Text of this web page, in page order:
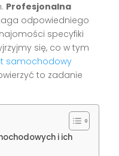
Profesjonalna
odpowiedniego
specyfiki
się, co w tym
samochodowy
to zadanie
i ich